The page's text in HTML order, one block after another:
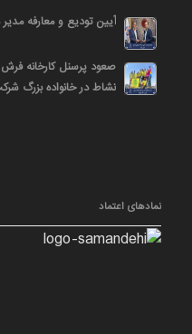
آیین تودیع و معارفه
صعود پرسنل کارخانه فرش
نشاط در خانواده بزرگ
نمادهای اعتماد